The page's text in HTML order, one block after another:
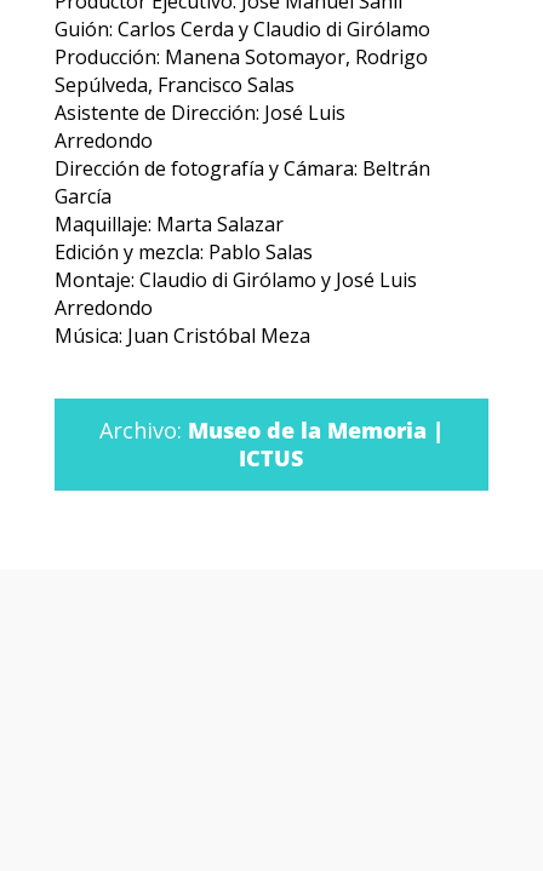
Guión: Carlos Cerda y Claudio di Girólamo
Producción: Manena Sotomayor, Rodrigo
Sepúlveda, Francisco Salas
Asistente de Dirección: José Luis
Arredondo
Dirección de fotografía y Cámara: Beltrán
García
Maquillaje: Marta Salazar
Edición y mezcla: Pablo Salas
Montaje: Claudio di Girólamo y José Luis
Arredondo
Música: Juan Cristóbal Meza
Archivo: Museo de la Memoria |
ICTUS